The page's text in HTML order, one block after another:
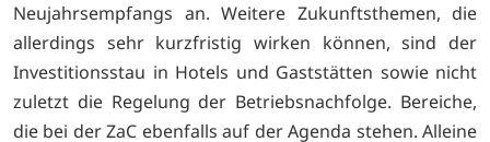
Neujahrsempfangs an. Weitere Zukunftsthemen, die
allerdings sehr kurzfristig wirken können, sind der
Investitionsstau in Hotels und Gaststätten sowie nicht
zuletzt die Regelung der Betriebsnachfolge. Bereiche,
die bei der ZaC ebenfalls auf der Agenda stehen. Alleine